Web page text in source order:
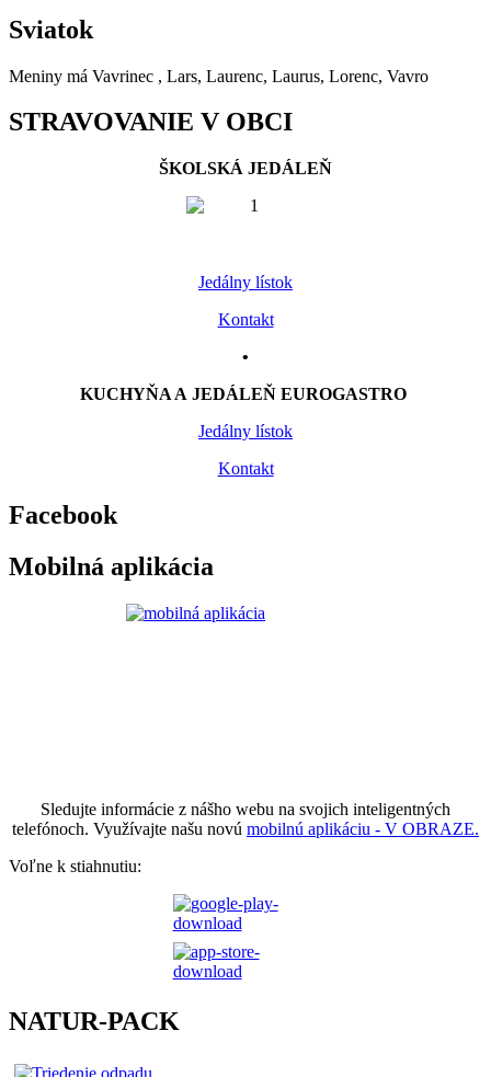
Sviatok
Meniny má Vavrinec , Lars, Laurenc, Laurus, Lorenc, Vavro
STRAVOVANIE V OBCI
ŠKOLSKÁ JEDÁLEŇ
Jedálny lístok
Kontakt
•
KUCHYŇA A JEDÁLEŇ EUROGASTRO
Jedálny lístok
Kontakt
Facebook
Mobilná aplikácia
Sledujte informácie z nášho webu na svojich inteligentných
telefónoch. Využívajte našu novú mobilnú aplikáciu - V OBRAZE.
Voľne k stiahnutiu:
NATUR-PACK